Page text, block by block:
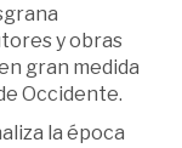
y obras
gran medida
Occidente.
la época